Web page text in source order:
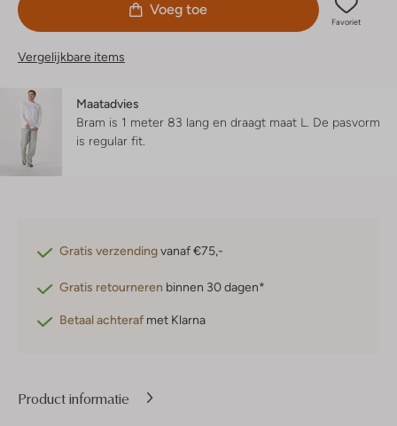
Voeg toe
Favoriet
Vergelijkbare items
Maatadvies
Bram is 1 meter 83 lang en draagt maat L. De pasvorm
is regular fit
Gratis verzendingvanaf €75,-
Gratis retourneren binnen 30 dagen*
Betaal achteraf met Klarna
Product informatie